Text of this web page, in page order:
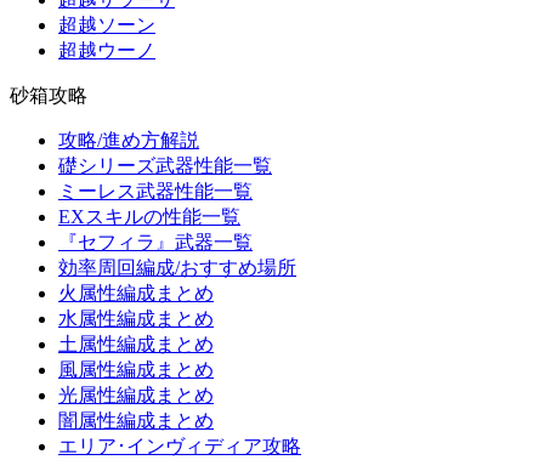
超越ソーン
超越ウーノ
砂箱攻略
攻略/進め方解説
礎シリーズ武器性能一覧
ミーレス武器性能一覧
EXスキルの性能一覧
『セフィラ』武器一覧
効率周回編成/おすすめ場所
火属性編成まとめ
水属性編成まとめ
土属性編成まとめ
風属性編成まとめ
光属性編成まとめ
闇属性編成まとめ
エリア･インヴィディア攻略